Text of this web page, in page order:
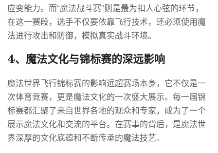
应变能力。而“魔法战斗赛”则是最为扣人心弦的环节，
在这一赛段，选手不仅要依靠飞行技术，还必须使用魔
法进行攻击和防御，模拟真实战斗环境。
4、魔法文化与锦标赛的深远影响
魔法世界飞行锦标赛的影响远超赛场本身，它不仅是一
次体育竞赛，更是魔法文化的一次盛大展示。每一届锦
标赛都汇聚了来自世界各地的观众和专家，成为了一个
展示魔法文化和交流的平台。在赛事的背后，是魔法世
界深厚的文化底蕴和不断传承的魔法技艺。